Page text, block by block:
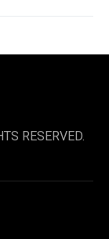
RESERVED.